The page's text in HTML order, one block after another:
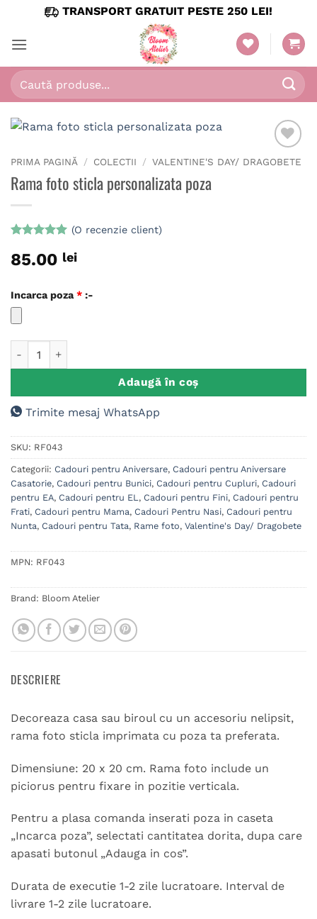
content
TRANSPORT GRATUIT PESTE 250 LEI!
Caută
după:
PRIMA PAGINĂ / COLECTII / VALENTINE'S DAY/ DRAGOBETE
Rama foto sticla personalizata poza
5din 5 pe
baza unei
evaluări
(O recenzie client)
85.00 lei
Incarca poza * :-
Adaugă în coș
Trimite mesaj WhatsApp
SKU: RF043
Categorii: Cadouri pentru Aniversare, Cadouri pentru Aniversare
Casatorie, Cadouri pentru Bunici, Cadouri pentru Cupluri, Cadouri
pentru EA, Cadouri pentru EL , Cadouri pentru Fini, Cadouri pentru
Frati, Cadouri pentru Mama, Cadouri Pentru Nasi, Cadouri pentru
Nunta, Cadouri pentru Tata, Rame foto, Valentine's Day/ Dragobete
MPN: RF043
Brand: Bloom Atelier
DESCRIERE
Decoreaza casa sau biroul cu un accesoriu nelipsit,
rama foto sticla imprimata cu poza ta preferata.
Dimensiune: 20 x 20 cm. Rama foto include un
piciorus pentru fixare in pozitie verticala.
Pentru a plasa comanda inserati poza in caseta
„Incarca poza”, selectati cantitatea dorita, dupa care
apasati butonul „Adauga in cos”.
Durata de executie 1-2 zile lucratoare. Interval de
livrare 1-2 zile lucratoare.